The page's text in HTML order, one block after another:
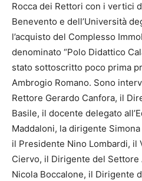
Rocca dei Rettori con i vertici
Benevento e dell’Università
l’acquisto del Complesso
denominato “Polo Didattico
stato sottoscritto poco prima
Ambrogio Romano. Sono
Rettore Gerardo Canfora, il
Basile, il docente delegato
Maddaloni, la dirigente
il Presidente Nino Lombardi, il
Ciervo, il Dirigente del
Nicola Boccalone, il Dirigente